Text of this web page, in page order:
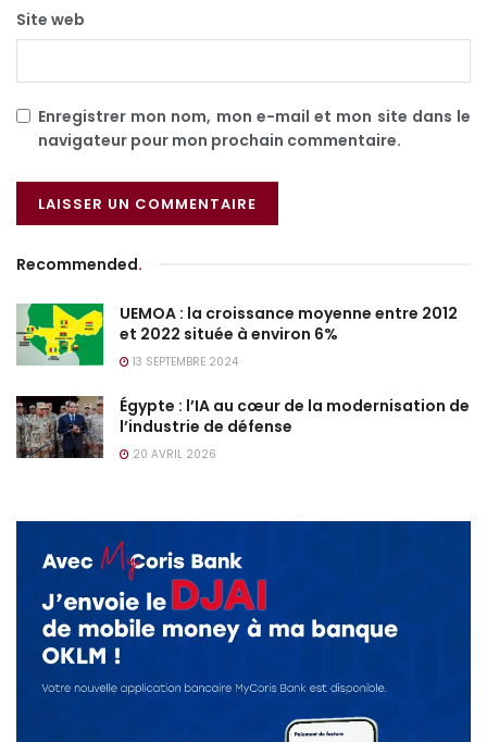
Site web
Enregistrer mon nom, mon e-mail et mon site dans le
navigateur pour mon prochain commentaire.
Recommended.
UEMOA : la croissance moyenne entre 2012
et 2022 située à environ 6%
13 SEPTEMBRE 2024
Égypte : l’IA au cœur de la modernisation de
l’industrie de défense
20 AVRIL 2026